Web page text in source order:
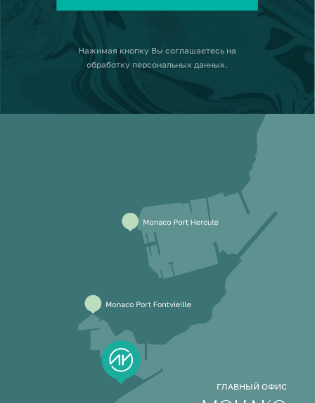
Нажимая кнопку Вы соглашаетесь на
обработку персональных данных.
ГЛАВНЫЙ ОФИС